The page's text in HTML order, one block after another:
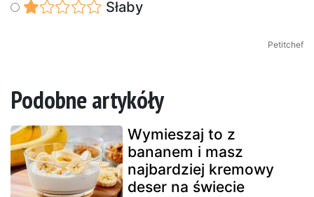
Słaby
Petitchef
Podobne artykóły
Wymieszaj to z
bananem i masz
najbardziej kremowy
deser na świecie